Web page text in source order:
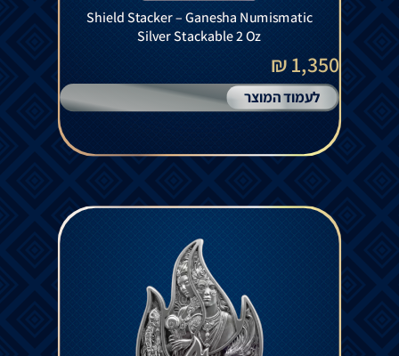
Shield Stacker – Ganesha Numismatic
Silver Stackable 2 Oz
1,350 ₪
לעמוד המוצר